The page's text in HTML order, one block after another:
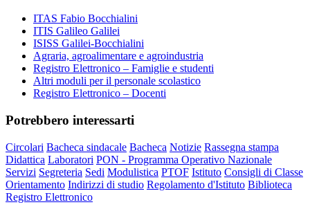
ITAS Fabio Bocchialini
ITIS Galileo Galilei
ISISS Galilei-Bocchialini
Agraria, agroalimentare e agroindustria
Registro Elettronico – Famiglie e studenti
Altri moduli per il personale scolastico
Registro Elettronico – Docenti
Potrebbero interessarti
Circolari Bacheca sindacale Bacheca Notizie Rassegna stampa
Didattica Laboratori PON - Programma Operativo Nazionale
Servizi Segreteria Sedi Modulistica PTOF Istituto Consigli di Classe
Orientamento Indirizzi di studio Regolamento d'Istituto Biblioteca
Registro Elettronico